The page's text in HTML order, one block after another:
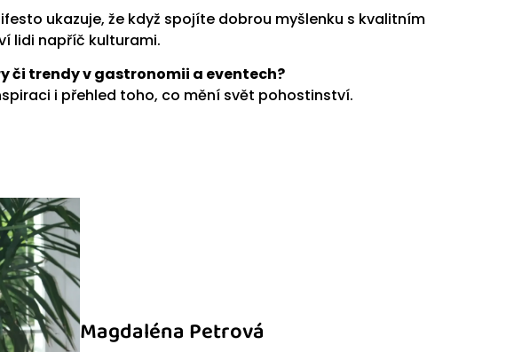
ukazuje, že když spojíte dobrou myšlenku s kvalitním
lidi napříč kulturami.
či trendy v gastronomii a eventech?
i přehled toho, co mění svět pohostinství.
Magdaléna Petrová